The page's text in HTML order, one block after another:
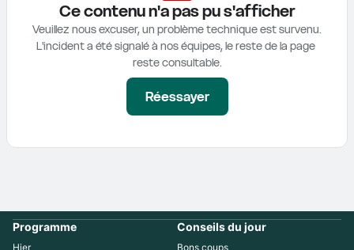
Ce contenu n'a pas pu s'afficher
Veuillez nous excuser, un problème technique est survenu.
L'incident a été signalé à nos équipes, le reste de la page
reste consultable.
Réessayer
Programme
Hier
Conseils du jour
Bons coups